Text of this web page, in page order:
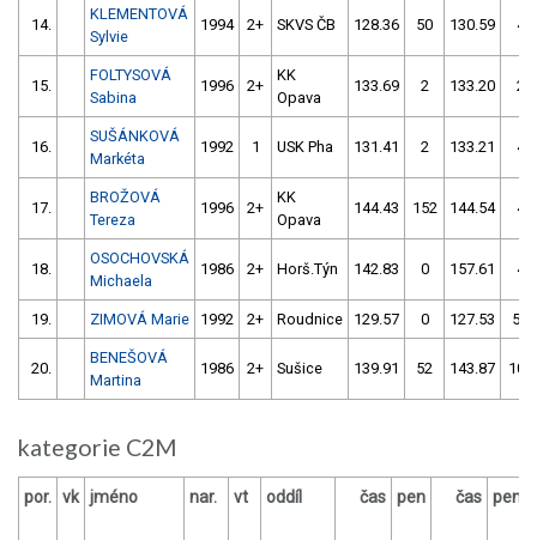
14.
KLEMENTOVÁ
Sylvie
1994 2+ SKVS ČB 128.36 50 130.59 4
15.
FOLTYSOVÁ
Sabina
1996 2+
KK
Opava
133.69 2 133.20 2
16.
SUŠÁNKOVÁ
Markéta
1992 1 USK Pha 131.41 2 133.21 4
17.
BROŽOVÁ
Tereza
1996 2+
KK
Opava
144.43 152 144.54 4
18.
OSOCHOVSKÁ
Michaela
1986 2+ Horš.Týn 142.83 0 157.61 4
19. ZIMOVÁ Marie 1992 2+ Roudnice 129.57 0 127.53 54
20.
BENEŠOVÁ
Martina
1986 2+ Sušice 139.91 52 143.87 104
kategorie C2M
por. vk jméno nar. vt oddíl čas pen čas pen